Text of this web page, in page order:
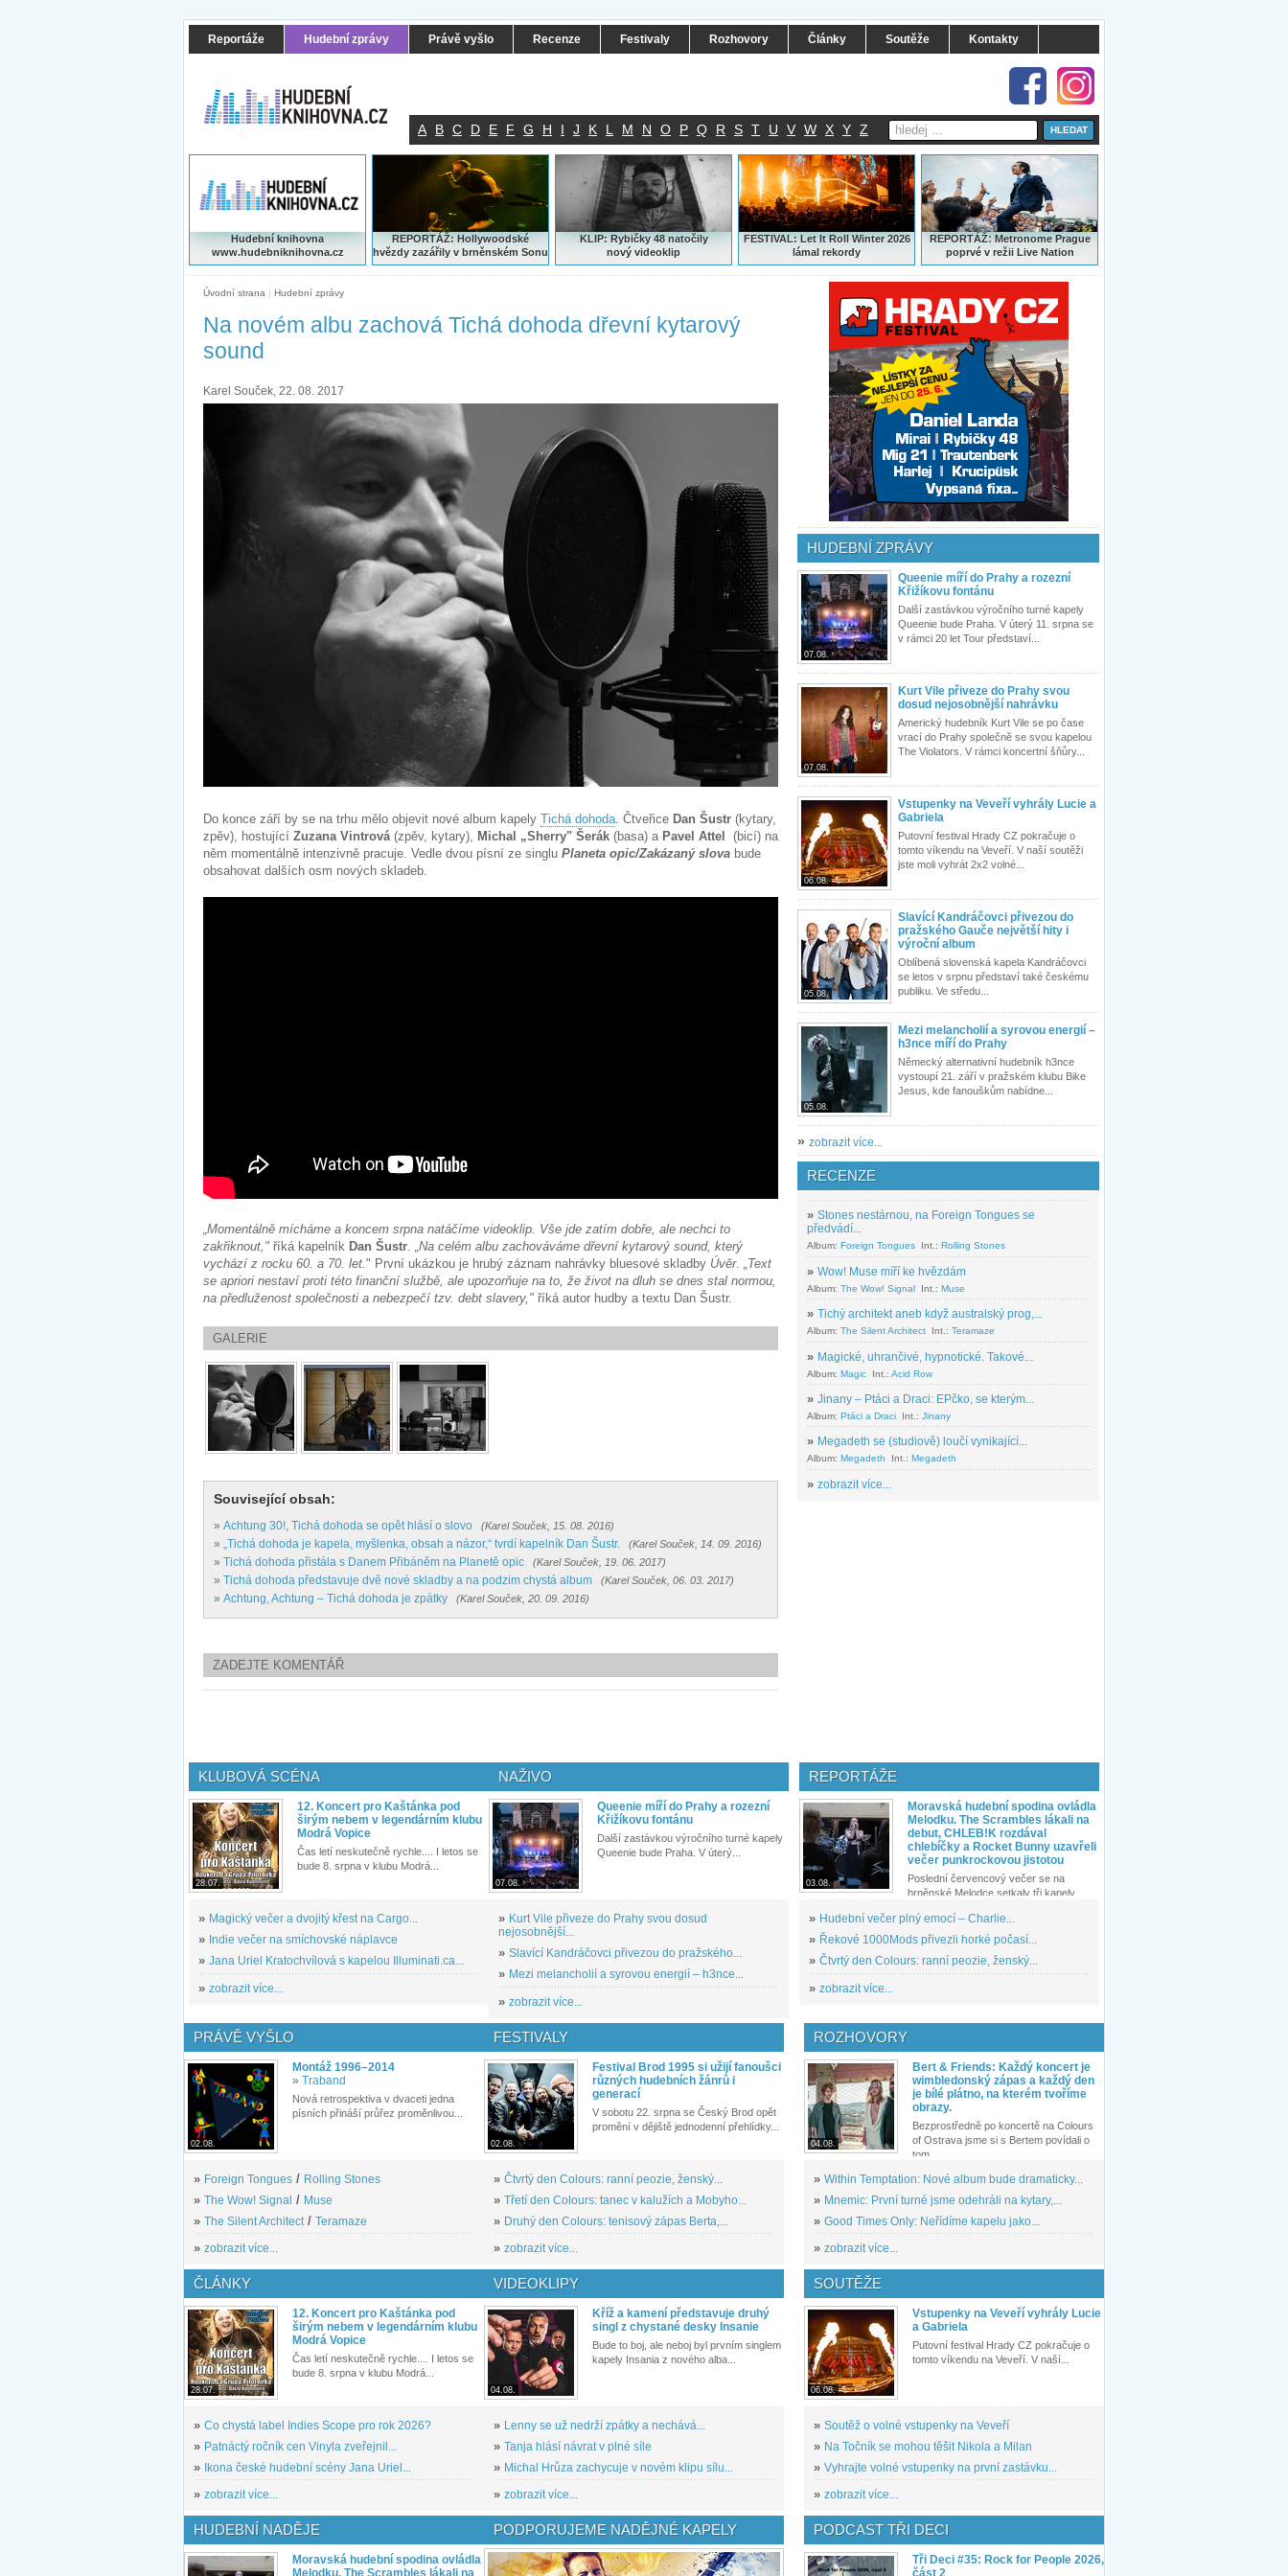
Reportáže Hudební zprávy Právě vyšlo Recenze Festivaly Rozhovory Články Soutěže Kontakty
A B C D E F G H I J K L M N O P Q R S T U V W X Y Z
Hudební knihovna
www.hudebniknihovna.cz
REPORTÁŽ: Hollywoodské
hvězdy zazářily v brněnském Sonu
KLIP: Rybičky 48 natočily
nový videoklip
FESTIVAL: Let It Roll Winter 2026
lámal rekordy
REPORTÁŽ:Metronome Prague
poprvé v režii Live Nation
Úvodní strana | Hudební zprávy
Na novém albu zachová Tichá dohoda dřevní kytarový
sound
Karel Souček, 22. 08. 2017
Do konce září by se na trhu mělo objevit nové album kapely Tichá dohoda. Čtveřice Dan Šustr (kytary,
zpěv), hostující Zuzana Vintrová(zpěv, kytary), Michal „Sherry" Šerák (basa) a Pavel Attel
(bicí) na
něm momentálně intenzivně pracuje. Vedle dvou písní ze singlu Planeta opic/Zakázaný slova bude
obsahovat dalších osm nových skladeb.
„Momentálně mícháme a koncem srpna natáčíme videoklip. Vše jde zatím dobře, ale nechci to
zakřiknout," říká kapelník Dan Šustr. „Na celém albu zachováváme dřevní kytarový sound, který
vychází z rocku 60. a 70. let." První ukázkou je hrubý záznam nahrávky bluesové skladby Úvěr. „Text
se apriori nestaví proti této finanční službě, ale upozorňuje na to, že život na dluh se dnes stal normou,
na předluženost společnosti a nebezpečí tzv. debt slavery," říká autor hudby a textu Dan Šustr.
GALERIE
Související obsah:
» Achtung 30!, Tichá dohoda se opět hlásí o slovo (Karel Souček, 15. 08. 2016)
» „Tichá dohoda je kapela, myšlenka, obsah a názor,“ tvrdí kapelník Dan Šustr. (Karel Souček, 14. 09. 2016)
» Tichá dohoda přistála s Danem Přibáněm na Planetě opic (Karel Souček, 19. 06. 2017)
» Tichá dohoda představuje dvě nové skladby a na podzim chystá album (Karel Souček, 06. 03. 2017)
» Achtung, Achtung – Tichá dohoda je zpátky (Karel Souček, 20. 09. 2016)
ZADEJTE KOMENTÁŘ
HUDEBNÍ ZPRÁVY
07.08.
Queenie míří do Prahy a rozezní
Křižíkovu fontánu
Další zastávkou výročního turné kapely
Queenie bude Praha. V úterý 11. srpna se
v rámci 20 let Tour představí...
07.08.
Kurt Vile přiveze do Prahy svou
dosud nejosobnější nahrávku
Americký hudebník Kurt Vile se po čase
vrací do Prahy společně se svou kapelou
The Violators. V rámci koncertní šňůry...
06.08.
Vstupenky na Veveří vyhrály Lucie a
Gabriela
Putovní festival Hrady CZ pokračuje o
tomto víkendu na Veveří. V naší soutěži
jste moli vyhrát 2x2 volné...
05.08.
Slavící Kandráčovci přivezou do
pražského Gauče největší hity i
výroční album
Oblíbená slovenská kapela Kandráčovci
se letos v srpnu představí také českému
publiku. Ve středu...
05.08.
Mezi melancholií a syrovou energií –
h3nce míří do Prahy
Německý alternativní hudebník h3nce
vystoupí 21. září v pražském klubu Bike
Jesus, kde fanouškům nabídne...
» zobrazit více...
RECENZE
» Stones nestárnou, na Foreign Tongues se
předvádí...
Album: Foreign Tongues Int.: Rolling Stones
» Wow! Muse míří ke hvězdám
Album: The Wow! Signal Int.: Muse
» Tichý architekt aneb když australský prog,...
Album: The Silent Architect Int.: Teramaze
» Magické, uhrančivé, hypnotické. Takové...
Album: Magic Int.: Acid Row
» Jinany – Ptáci a Draci: EPčko, se kterým...
Album: Ptáci a Draci Int.: Jinany
» Megadeth se (studiově) loučí vynikající...
Album: Megadeth Int.: Megadeth
» zobrazit více...
KLUBOVÁ SCÉNA
28.07.
12. Koncert pro Kaštánka pod
širým nebem v legendárním klubu
Modrá Vopice
Čas letí neskutečně rychle.... I letos se
bude 8. srpna v klubu Modrá...
» Magický večer a dvojitý křest na Cargo...
» Indie večer na smíchovské náplavce
» Jana Uriel Kratochvílová s kapelou Illuminati.ca...
» zobrazit více...
NAŽIVO
07.08.
Queenie míří do Prahy a rozezní
Křižíkovu fontánu
Další zastávkou výročního turné kapely
Queenie bude Praha. V úterý...
» Kurt Vile přiveze do Prahy svou dosud
nejosobnější...
» Slavící Kandráčovci přivezou do pražského...
» Mezi melancholií a syrovou energií – h3nce...
» zobrazit více...
REPORTÁŽE
03.08.
Moravská hudební spodina ovládla
Melodku. The Scrambles lákali na
debut, CHLEB!K rozdával
chlebíčky a Rocket Bunny uzavřeli
večer punkrockovou jistotou
Poslední červencový večer se na
brněnské Melodce setkaly tři kapely...
» Hudební večer plný emocí – Charlie...
» Řekové 1000Mods přivezli horké počasí...
» Čtvrtý den Colours: ranní peozie, ženský...
» zobrazit více...
PRÁVĚ VYŠLO
02.08.
Montáž 1996–2014
» Traband
Nová retrospektiva v dvaceti jedna
písních přináší průřez proměnlivou...
» Foreign Tongues / Rolling Stones
» The Wow! Signal / Muse
» The Silent Architect / Teramaze
» zobrazit více...
FESTIVALY
02.08.
Festival Brod 1995 si užijí fanoušci
různých hudebních žánrů i
generací
V sobotu 22. srpna se Český Brod opět
promění v dějiště jednodenní přehlídky...
» Čtvrtý den Colours: ranní peozie, ženský...
» Třetí den Colours: tanec v kalužích a Mobyho...
» Druhý den Colours: tenisový zápas Berta,...
» zobrazit více...
ROZHOVORY
04.08.
Bert & Friends: Každý koncert je
wimbledonský zápas a každý den
je bílé plátno, na kterém tvoříme
obrazy.
Bezprostředně po koncertě na Colours
of Ostrava jsme si s Bertem povídali o
tom,...
» Within Temptation: Nové album bude dramaticky...
» Mnemic: První turné jsme odehráli na kytary,...
» Good Times Only: Neřídíme kapelu jako...
» zobrazit více...
ČLÁNKY
28.07.
12. Koncert pro Kaštánka pod
širým nebem v legendárním klubu
Modrá Vopice
Čas letí neskutečně rychle.... I letos se
bude 8. srpna v klubu Modrá...
» Co chystá label Indies Scope pro rok 2026?
» Patnáctý ročník cen Vinyla zveřejnil...
»
Ikona české hudební scény Jana Uriel...
» zobrazit více...
VIDEOKLIPY
04.08.
Kříž a kamení představuje druhý
singl z chystané desky Insanie
Bude to boj, ale neboj byl prvním singlem
kapely Insania z nového alba...
» Lenny se už nedrží zpátky a nechává...
» Tanja hlásí návrat v plné síle
» Michal Hrůza zachycuje v novém klipu sílu...
» zobrazit více...
SOUTĚŽE
06.08.
Vstupenky na Veveří vyhrály Lucie
a Gabriela
Putovní festival Hrady CZ pokračuje o
tomto víkendu na Veveří. V naší...
» Soutěž o volné vstupenky na Veveří
» Na Točník se mohou těšit Nikola a Milan
» Vyhrajte volné vstupenky na první zastávku...
» zobrazit více...
HUDEBNÍ NADĚJE
Moravská hudební spodina ovládla
PODPORUJEME NADĚJNÉ KAPELY PODCAST TŘI DECI
Tři Deci #35: Rock for People 2026,